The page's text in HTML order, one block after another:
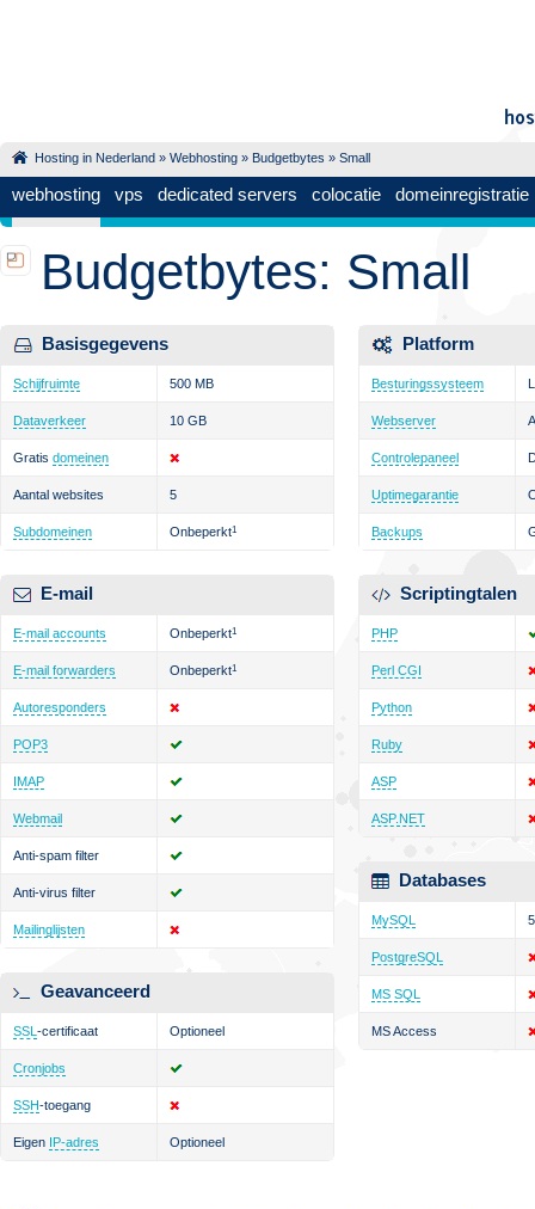
Hosting in Nederland » Webhosting » Budgetbytes » Small
webhosting vps dedicated servers colocatie domeinregistratie
Budgetbytes: Small
Basisgegevens
Schijfruimte 500 MB
Dataverkeer 10 GB
Gratis domeinen
Aantal websites 5
Subdomeinen Onbeperkt1
E-mail
E-mail accounts Onbeperkt1
E-mail forwarders Onbeperkt1
Autoresponders
POP3
IMAP
Webmail
Anti-spam filter
Anti-virus filter
Mailinglijsten
Geavanceerd
SSL -certificaat Optioneel
Cronjobs
SSH-toegang
Eigen IP-adres Optioneel
Platform
Besturingssysteem
Webserver
Controlepaneel
Uptimegarantie
Backups
Scriptingtalen
PHP
Perl CGI
Python
Ruby
ASP
ASP.NET
Databases
MySQL 5
PostgreSQL
MS SQL
MS Access